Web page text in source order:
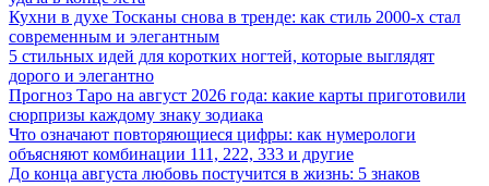
Кухни в духе Тосканы снова в тренде: как стиль 2000-х стал
современным и элегантным
5 стильных идей для коротких ногтей, которые выглядят
дорого и элегантно
Прогноз Таро на август 2026 года: какие карты приготовили
сюрпризы каждому знаку зодиака
Что означают повторяющиеся цифры: как нумерологи
объясняют комбинации 111, 222, 333 и другие
До конца августа любовь постучится в жизнь: 5 знаков